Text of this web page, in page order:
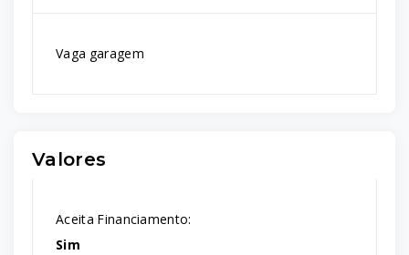
Vaga garagem
Valores
Aceita Financiamento:
Sim